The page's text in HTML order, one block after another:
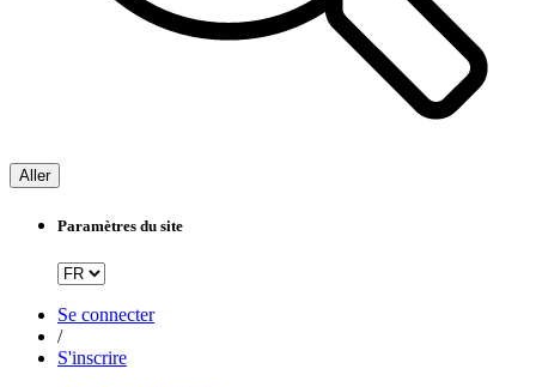
Aller
Paramètres du site
Se connecter
/
S'inscrire